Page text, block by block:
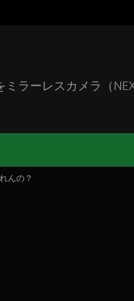
ラーレスカメラ（
んの？